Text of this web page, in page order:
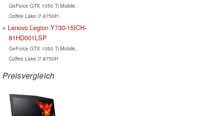
GeForce GTX 1050 Ti Mobile,
Coffee Lake i7-8750H
Lenovo Legion Y730-15ICH-
81HD001LSP
GeForce GTX 1050 Ti Mobile,
Coffee Lake i7-8750H
Preisvergleich